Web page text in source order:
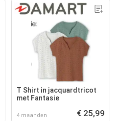
T Shirt in jacquardtricot
met Fantasie
4 maanden € 25,99